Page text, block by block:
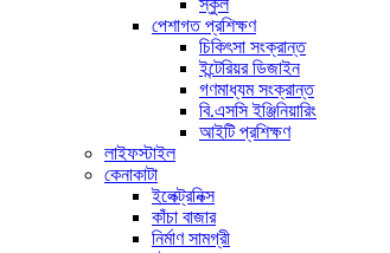
স্কুল
পেশাগত প্রশিক্ষণ
চিকিৎসা সংক্রান্ত
ইন্টেরিয়র ডিজাইন
গণমাধ্যম সংক্রান্ত
বি.এসসি ইঞ্জিনিয়ারিং
আইটি প্রশিক্ষণ
লাইফস্টাইল
কেনাকাটা
ইলেক্ট্রনিক্স
কাঁচা বাজার
নির্মাণ সামগ্রী